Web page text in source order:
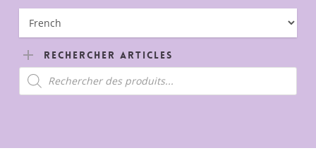
Rechercher Articles
Recherche
de
produits